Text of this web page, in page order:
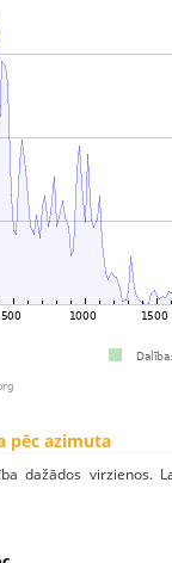
pēc azimuta
dažādos virzienos.